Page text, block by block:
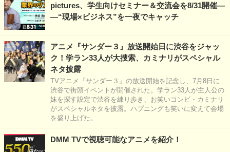
pictures、学生向けセミナー＆交流会を8/31開催―
―“現場×ビジネス”を一夜でキャッチ
アニメ『サンダー３』放送開始日に渋谷をジャッ
ク！学ラン33人が大捜索、カミナリがスペシャル
ネタ披露
TVアニメ『サンダー３』の放送開始を記念し、7月8日に
渋谷で街頭イベントが開催された。学ラン33人が主人公の
妹を探す設定で渋谷を練り歩き、お笑いコンビ・カミナリ
がスペシャルネタを披露。ハプニングも笑いに変えて会場
を盛り上げた。
DMM TVで視聴可能なアニメを紹介！